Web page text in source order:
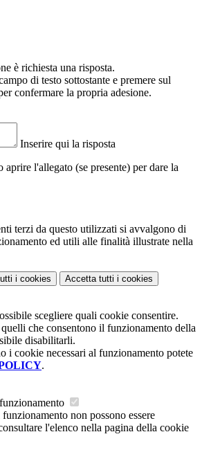
è richiesta una risposta.
di testo sottostante e premere sul
confermare la propria adesione.
Inserire qui la risposta
aprire l'allegato (se presente) per dare la
terzi da questo utilizzati si avvalgono di
ed utili alle finalità illustrate nella
i cookies Accetta tutti i cookies
scegliere quali cookie consentire.
che consentono il funzionamento della
disabilitarli.
i cookie necessari al funzionamento potete
.
non possono essere
l'elenco nella pagina della cookie